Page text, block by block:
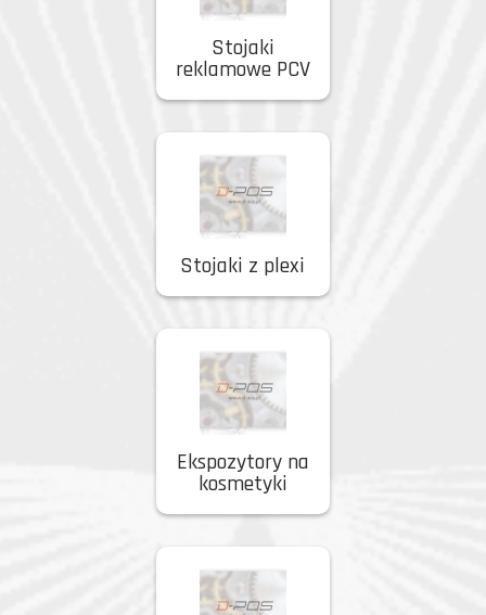
Stojaki
reklamowe PCV
Stojaki z plexi
Ekspozytory na
kosmetyki